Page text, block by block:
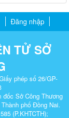
Đăng nhập
TỬ SỞ
phép số 26/GP-
đốc Sở Công Thương
phố Đồng Nai.
(P.KHTCTH);